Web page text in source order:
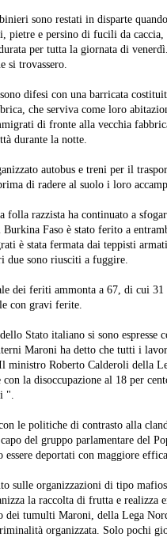
sono restati in disparte
pietre e persino di fucili da
per tutta la giornata di
si trovassero.
difesi con una barricata
che serviva come loro
di fronte alla vecchia
durante la notte.
autobus e treni per il
di radere al suolo i loro
folla razzista ha continuato a
Burkina Faso è stato ferito a
è stata fermata dai teppisti
due sono riusciti a fuggire.
dei feriti ammonta a 67, di cui
con gravi ferite.
Stato italiano si sono
Maroni ha detto che tutti i
ministro Roberto Calderoli della
con la disoccupazione al 18 per
".
le politiche di contrasto alla
capo del gruppo parlamentare del
essere deportati con maggiore
sulle organizzazioni di tipo
la raccolta di frutta e
dei tumulti Maroni, della Lega
organizzata. Solo pochi